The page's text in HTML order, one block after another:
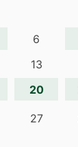
6
13
20
27